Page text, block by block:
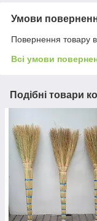
Умови
Повернення товару
Всі умови
Подібні товари